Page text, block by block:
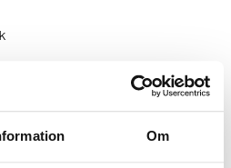
Om